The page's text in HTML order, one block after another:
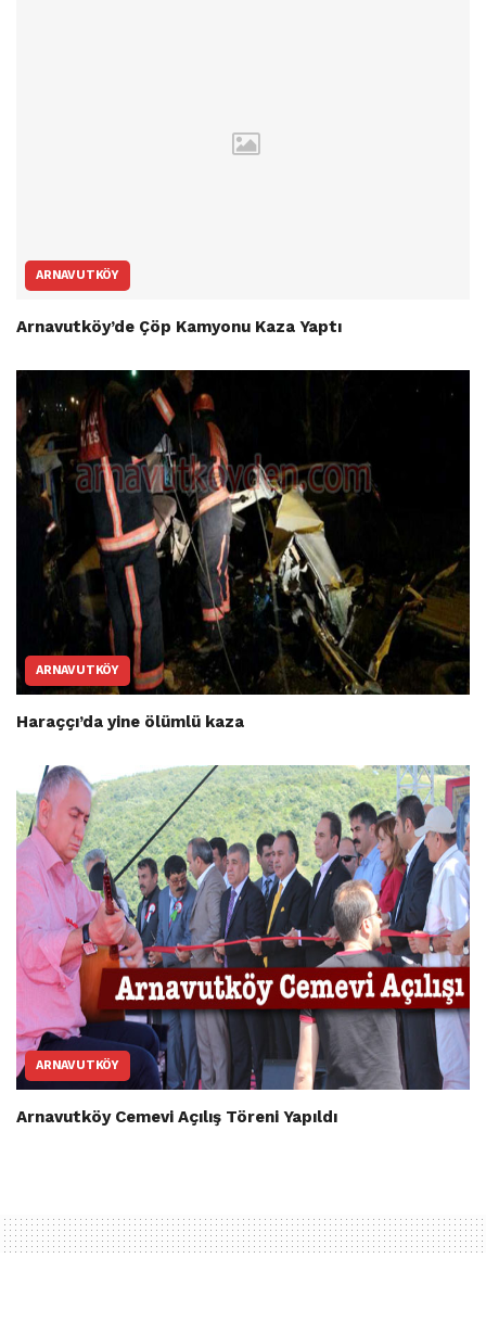
ARNAVUTKÖY
Arnavutköy’de Çöp Kamyonu Kaza Yaptı
ARNAVUTKÖY
Haraççı’da yine ölümlü kaza
ARNAVUTKÖY
Arnavutköy Cemevi Açılış Töreni Yapıldı